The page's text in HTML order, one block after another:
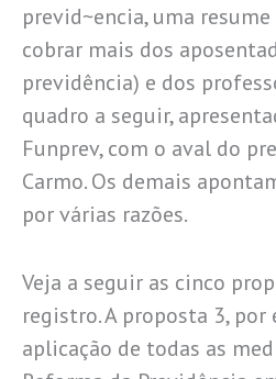
previd~encia, uma
cobrar mais dos
previdência) e dos
quadro a seguir,
Funprev, com o aval do
Carmo. Os demais
por várias razões.
Veja a seguir as cinco
registro. A proposta 3, por
aplicação de todas as